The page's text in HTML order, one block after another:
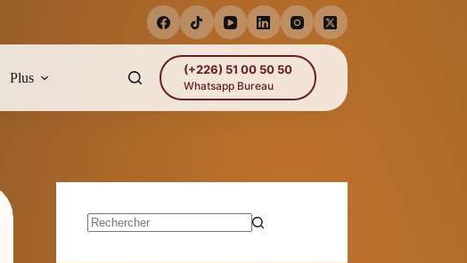
Plus
(+226) 51 00 50 50
Whatsapp Bureau